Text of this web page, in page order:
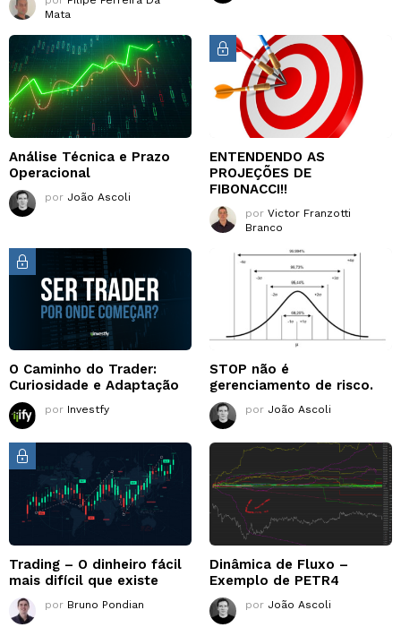
Mata
Análise Técnica e Prazo
Operacional
por João Ascoli
ENTENDENDO AS
PROJEÇÕES DE
FIBONACCI!!
por Victor Franzotti
Branco
O Caminho do Trader:
Curiosidade e Adaptação
por Investfy
STOP não é
gerenciamento de risco.
por João Ascoli
Trading – O dinheiro fácil
mais difícil que existe
por Bruno Pondian
Dinâmica de Fluxo –
Exemplo de PETR4
por João Ascoli